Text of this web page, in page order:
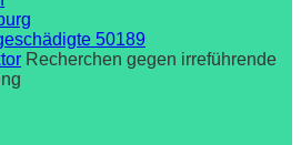
50189
Recherchen gegen irreführende